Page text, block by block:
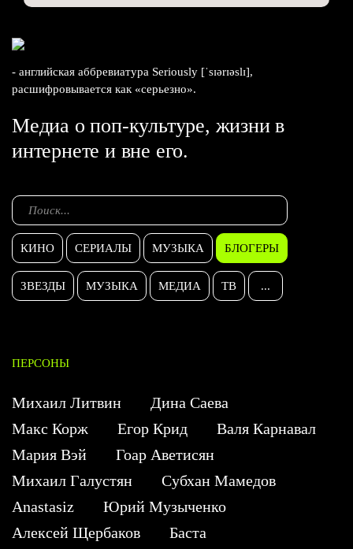
- английская аббревиатура Seriously [ˈsɪərɪəslɪ],
расшифровывается как «серьезно».
Медиа о поп-культуре, жизни в
интернете и вне его.
КИНО СЕРИАЛЫ МУЗЫКА БЛОГЕРЫ
ЗВЕЗДЫ МУЗЫКА МЕДИА ТВ ...
ПЕРСОНЫ
Михаил Литвин
Дина Саева
Макс Корж
Егор Крид
Валя Карнавал
Мария Вэй
Гоар Аветисян
Михаил Галустян
Субхан Мамедов
Anastasiz
Юрий Музыченко
Алексей Щербаков
Баста